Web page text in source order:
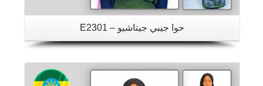
حوا جيبي جيتاشيو – E2301